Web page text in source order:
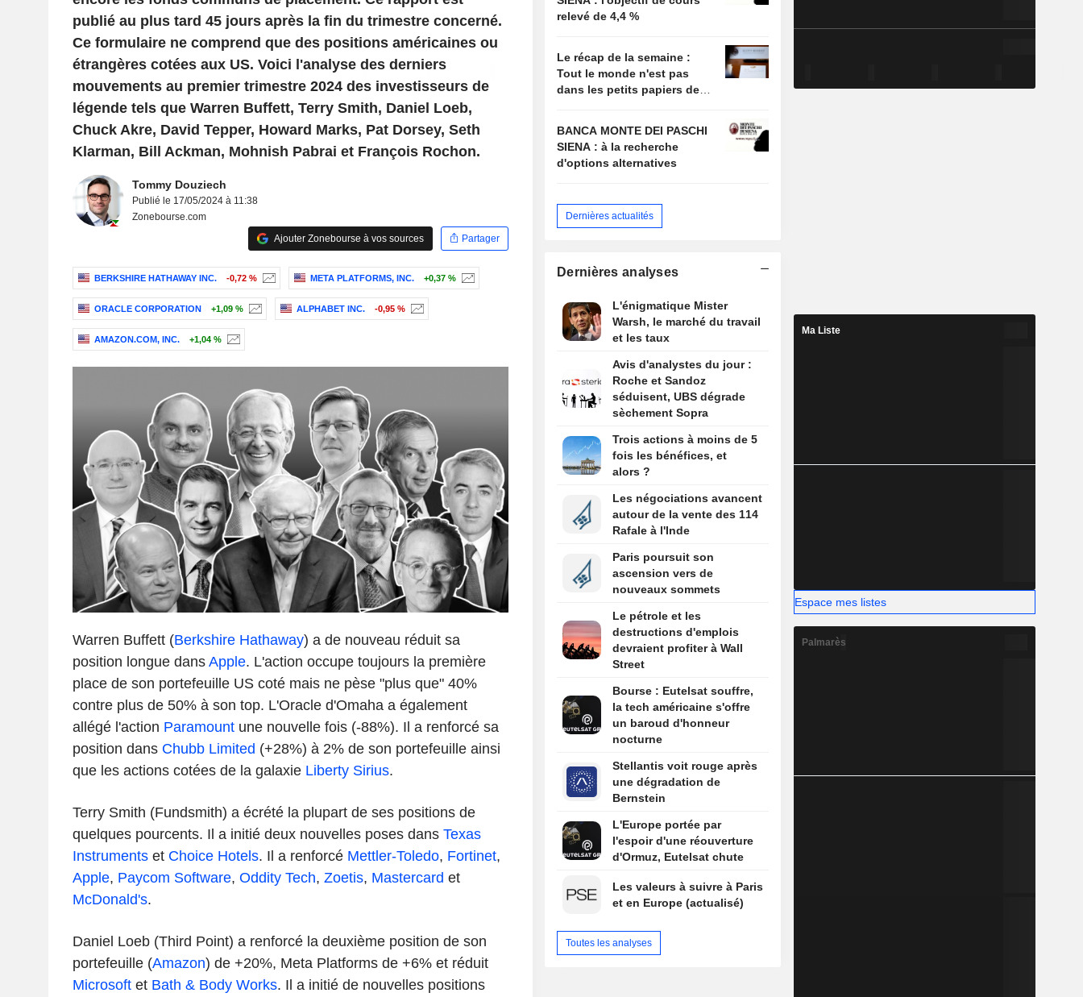
publié au plus tard 45 jours après la fin du trimestre concerné.
Ce formulaire ne comprend que des positions américaines ou
étrangères cotées aux US. Voici l'analyse des derniers
mouvements au premier trimestre 2024 des investisseurs de
légende tels que Warren Buffett, Terry Smith, Daniel Loeb,
Chuck Akre, David Tepper, Howard Marks, Pat Dorsey, Seth
Klarman, Bill Ackman, Mohnish Pabrai et François Rochon.
Tommy Douziech
Publié le 17/05/2024 à 11:38
Zonebourse.com
Ajouter Zonebourse à vos sources
Partager
BERKSHIRE HATHAWAY INC. -0,72 % META PLATFORMS, INC. +0,37 %
ORACLE CORPORATION +1,09 % ALPHABET INC. -0,95 %
AMAZON.COM, INC. +1,04 %
Warren Buffett (Berkshire Hathaway) a de nouveau réduit sa
position longue dans Apple. L'action occupe toujours la première
place de son portefeuille US coté mais ne pèse "plus que" 40%
contre plus de 50% à son top. L'Oracle d'Omaha a également
allégé l'action Paramountune nouvelle fois (-88%). Il a renforcé sa
position dans Chubb Limited (+28%) à 2% de son portefeuille ainsi
que les actions cotées de la galaxie Liberty Sirius.
Terry Smith (Fundsmith) a écrété la plupart de ses positions de
quelques pourcents. Il a initié deux nouvelles poses dans Texas
Instrumentset Choice Hotels. Il a renforcé Mettler-Toledo, Fortinet,
Apple, Paycom Software, Oddity Tech, Zoetis, Mastercard et
McDonald's.
Daniel Loeb (Third Point) a renforcé la deuxième position de son
portefeuille (Amazon) de +20%, Meta Platforms de +6% et réduit
Microsoftet Bath & Body Works. Il a initié de nouvelles positions
relevé de 4,4 %
Le récap de la semaine :
Tout le monde n'est pas
dans les petits papiers de
BANCA MONTE DEI PASCHI
SIENA : à la recherche
d'options alternatives
Dernières actualités
Dernières analyses
L'énigmatique Mister
Warsh, le marché du travail
et les taux
Avis d'analystes du jour :
Roche et Sandoz
séduisent, UBS dégrade
sèchement Sopra
Trois actions à moins de 5
fois les bénéfices, et
alors ?
Les négociations avancent
autour de la vente des 114
Rafale à l'Inde
Paris poursuit son
ascension vers de
nouveaux sommets
Le pétrole et les
destructions d'emplois
devraient profiter à Wall
Street
Bourse : Eutelsat souffre,
la tech américaine s'offre
un baroud d'honneur
nocturne
Stellantis voit rouge après
une dégradation de
Bernstein
L'Europe portée par
l'espoir d'une réouverture
d'Ormuz, Eutelsat chute
Les valeurs à suivre à Paris
et en Europe (actualisé)
Toutes les analyses
Ma Liste
Espace mes listes
Palmarès